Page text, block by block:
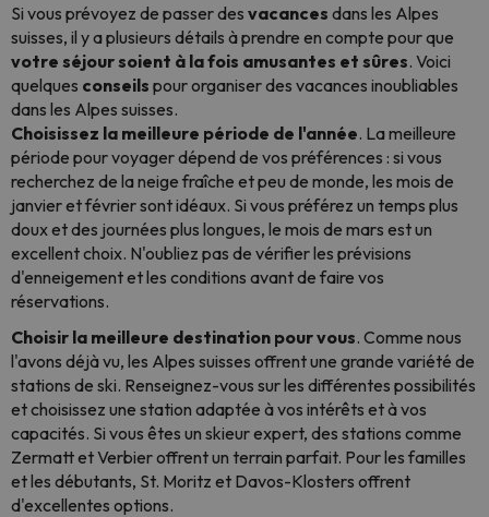
Si vous prévoyez de passer des vacances dans les Alpes
suisses, il y a plusieurs détails à prendre en compte pour que
votre séjour soient à la fois amusantes et sûres. Voici
quelques conseils pour organiser des vacances inoubliables
dans les Alpes suisses.
Choisissez la meilleure période de l'année. La meilleure
période pour voyager dépend de vos préférences : si vous
recherchez de la neige fraîche et peu de monde, les mois de
janvier et février sont idéaux. Si vous préférez un temps plus
doux et des journées plus longues, le mois de mars est un
excellent choix. N'oubliez pas de vérifier les prévisions
d'enneigement et les conditions avant de faire vos
réservations.
Choisir la meilleure destination pour vous. Comme nous
l'avons déjà vu, les Alpes suisses offrent une grande variété de
stations de ski. Renseignez-vous sur les différentes possibilités
et choisissez une station adaptée à vos intérêts et à vos
capacités. Si vous êtes un skieur expert, des stations comme
Zermatt et Verbier offrent un terrain parfait. Pour les familles
et les débutants, St. Moritz et Davos-Klosters offrent
d'excellentes options.